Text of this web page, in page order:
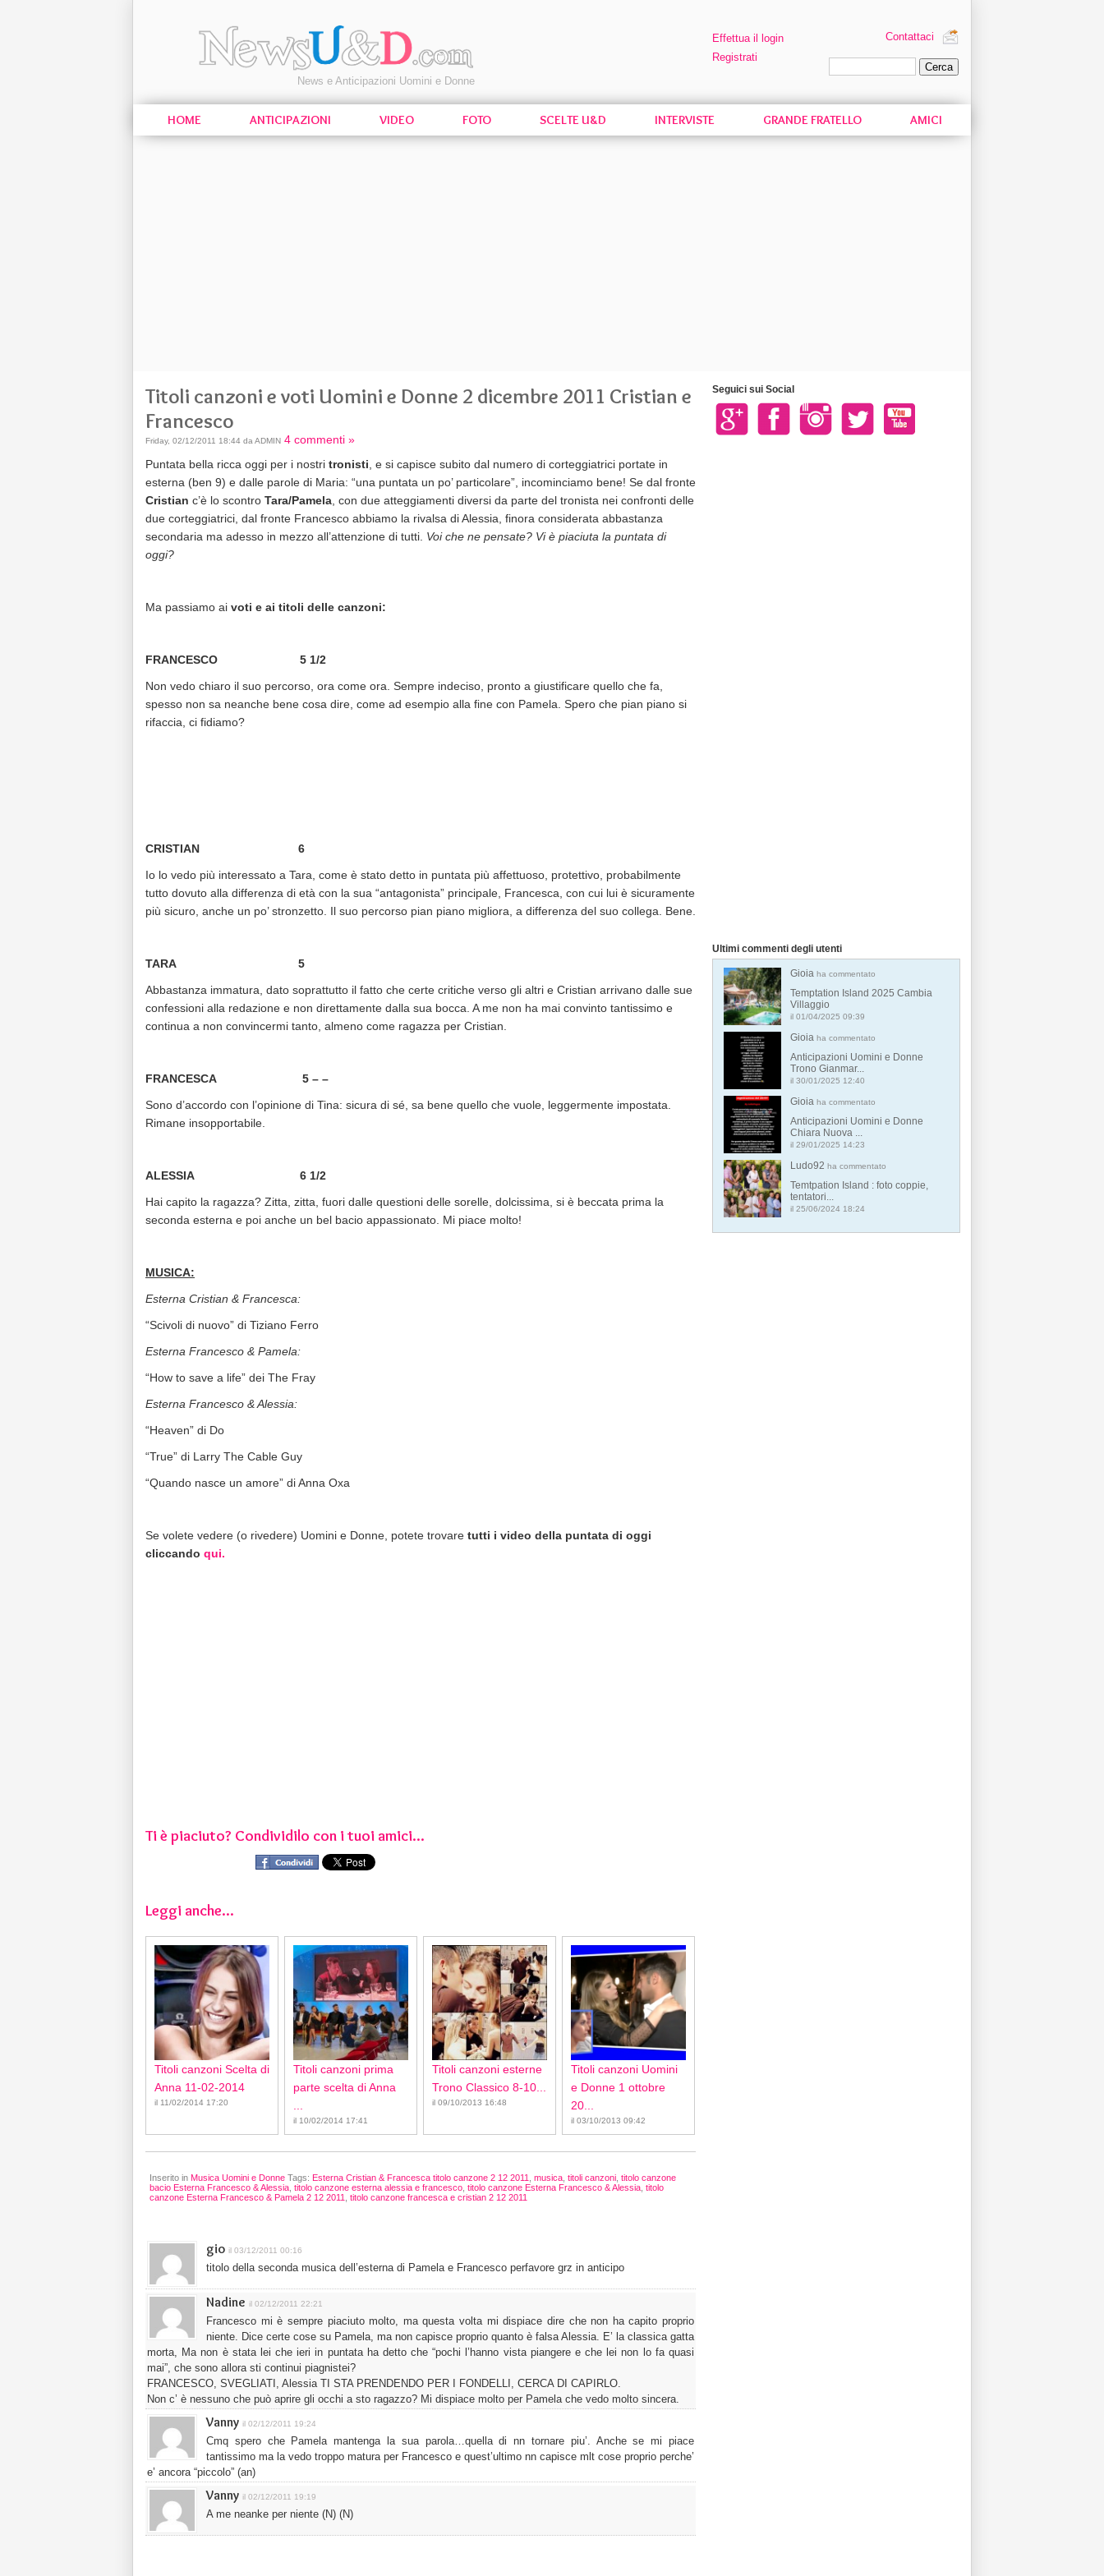
News e Anticipazioni Uomini e Donne
Effettua il login
Registrati
Contattaci
HOME ANTICIPAZIONI VIDEO FOTO SCELTE U&D INTERVISTE GRANDE FRATELLO AMICI
Titoli canzoni e voti Uomini e Donne 2 dicembre 2011 Cristian e
Francesco
Friday, 02/12/2011 18:44 da ADMIN 4 commenti »
Puntata bella ricca oggi per i nostri tronisti , e si capisce subito dal numero di corteggiatrici portate in
esterna (ben 9) e dalle parole di Maria: “una puntata un po’ particolare”, incominciamo bene! Se dal fronte
Cristian c’è lo scontro Tara/Pamela , con due atteggiamenti diversi da parte del tronista nei confronti delle
due corteggiatrici, dal fronte Francesco abbiamo la rivalsa di Alessia, finora considerata abbastanza
secondaria ma adesso in mezzo all’attenzione di tutti. Voi che ne pensate? Vi è piaciuta la puntata di
oggi?
Ma passiamo ai voti e ai titoli delle canzoni:
FRANCESCO 5 1/2
Non vedo chiaro il suo percorso, ora come ora. Sempre indeciso, pronto a giustificare quello che fa,
spesso non sa neanche bene cosa dire, come ad esempio alla fine con Pamela. Spero che pian piano si
rifaccia, ci fidiamo?
CRISTIAN 6
Io lo vedo più interessato a Tara, come è stato detto in puntata più affettuoso, protettivo, probabilmente
tutto dovuto alla differenza di età con la sua “antagonista” principale, Francesca, con cui lui è sicuramente
più sicuro, anche un po’ stronzetto. Il suo percorso pian piano migliora, a differenza del suo collega. Bene.
TARA 5
Abbastanza immatura, dato soprattutto il fatto che certe critiche verso gli altri e Cristian arrivano dalle sue
confessioni alla redazione e non direttamente dalla sua bocca. A me non ha mai convinto tantissimo e
continua a non convincermi tanto, almeno come ragazza per Cristian.
FRANCESCA 5 – –
Sono d’accordo con l’opinione di Tina: sicura di sé, sa bene quello che vuole, leggermente impostata.
Rimane insopportabile.
ALESSIA 6 1/2
Hai capito la ragazza? Zitta, zitta, fuori dalle questioni delle sorelle, dolcissima, si è beccata prima la
seconda esterna e poi anche un bel bacio appassionato. Mi piace molto!
MUSICA:
Esterna Cristian & Francesca:
“Scivoli di nuovo” di Tiziano Ferro
Esterna Francesco & Pamela:
“How to save a life” dei The Fray
Esterna Francesco & Alessia:
“Heaven” di Do
“True” di Larry The Cable Guy
“Quando nasce un amore” di Anna Oxa
Se volete vedere (o rivedere) Uomini e Donne, potete trovare tutti i video della puntata di oggi
cliccando qui.
Ti è piaciuto? Condividilo con i tuoi amici...
Leggi anche...
Titoli canzoni Scelta di
Anna 11-02-2014
il 11/02/2014 17:20
Titoli canzoni prima
parte scelta di Anna
il 10/02/2014 17:41
Titoli canzoni esterne
Trono Classico 8-10...
il 09/10/2013 16:48
Titoli canzoni Uomini
e Donne 1 ottobre
20...
il 03/10/2013 09:42
Inserito in Musica Uomini e Donne Tags: Esterna Cristian & Francesca titolo canzone 2 12 2011 musica titoli canzoni titolo canzone
bacio Esterna Francesco & Alessia titolo canzone esterna alessia e francesco titolo canzone Esterna Francesco & Alessia titolo
canzone Esterna Francesco & Pamela 2 12 2011
titolo canzone francesca e cristian 2 12 2011
gio il 03/12/2011 00:16
titolo della seconda musica dell’esterna di Pamela e Francesco perfavore grz in anticipo
Nadine il 02/12/2011 22:21
Francesco mi è sempre piaciuto molto, ma questa volta mi dispiace dire che non ha capito proprio
niente. Dice certe cose su Pamela, ma non capisce proprio quanto è falsa Alessia. E’ la classica gatta
morta, Ma non è stata lei che ieri in puntata ha detto che “pochi l’hanno vista piangere e che lei non lo fa quasi
mai”, che sono allora sti continui piagnistei?
FRANCESCO, SVEGLIATI, Alessia TI STA PRENDENDO PER I FONDELLI, CERCA DI CAPIRLO.
Non c’ è nessuno che può aprire gli occhi a sto ragazzo? Mi dispiace molto per Pamela che vedo molto sincera.
Vanny il 02/12/2011 19:24
Cmq spero che Pamela mantenga la sua parola…quella di nn tornare piu’. Anche se mi piace
tantissimo ma la vedo troppo matura per Francesco e quest’ultimo nn capisce mlt cose proprio perche’
e’ ancora “piccolo” (an)
Vanny il 02/12/2011 19:19
A me neanke per niente (N) (N)
Seguici sui Social
Ultimi commenti degli utenti
Gioia ha commentato
Temptation Island 2025 Cambia
Villaggio
il 01/04/2025 09:39
Gioia ha commentato
Anticipazioni Uomini e Donne
Trono Gianmar...
il 30/01/2025 12:40
Gioia ha commentato
Anticipazioni Uomini e Donne
Chiara Nuova ...
il 29/01/2025 14:23
Ludo92 ha commentato
Temtpation Island : foto coppie,
tentatori...
il 25/06/2024 18:24